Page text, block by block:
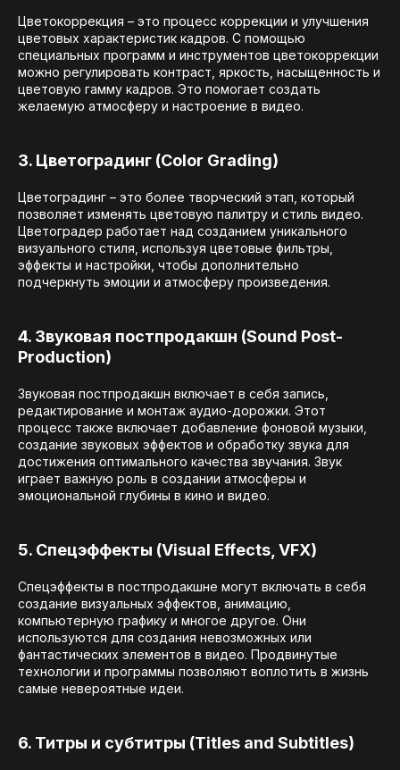
Цветокоррекция – это процесс коррекции и улучшения
цветовых характеристик кадров. С помощью
специальных программ и инструментов цветокоррекции
можно регулировать контраст, яркость, насыщенность и
цветовую гамму кадров. Это помогает создать
желаемую атмосферу и настроение в видео.
3. Цветоградинг (Color Grading)
Цветоградинг – это более творческий этап, который
позволяет изменять цветовую палитру и стиль видео.
Цветоградер работает над созданием уникального
визуального стиля, используя цветовые фильтры,
эффекты и настройки, чтобы дополнительно
подчеркнуть эмоции и атмосферу произведения.
4. Звуковая постпродакшн (Sound Post-
Production)
Звуковая постпродакшн включает в себя запись,
редактирование и монтаж аудио-дорожки. Этот
процесс также включает добавление фоновой музыки,
создание звуковых эффектов и обработку звука для
достижения оптимального качества звучания. Звук
играет важную роль в создании атмосферы и
эмоциональной глубины в кино и видео.
5. Спецэффекты (Visual Effects, VFX)
Спецэффекты в постпродакшне могут включать в себя
создание визуальных эффектов, анимацию,
компьютерную графику и многое другое. Они
используются для создания невозможных или
фантастических элементов в видео. Продвинутые
технологии и программы позволяют воплотить в жизнь
самые невероятные идеи.
6. Титры и субтитры (Titles and Subtitles)